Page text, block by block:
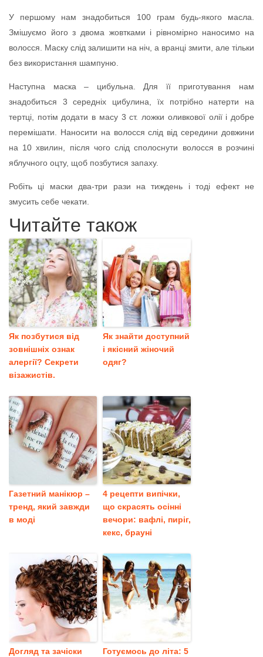
У першому нам знадобиться 100 грам будь-якого масла.
Змішуємо його з двома жовтками і рівномірно наносимо на
волосся. Маску слід залишити на ніч, а вранці змити, але тільки
без використання шампуню.
Наступна маска – цибульна. Для її приготування нам
знадобиться 3 середніх цибулина, їх потрібно натерти на
тертці, потім додати в масу 3 ст. ложки оливкової олії і добре
перемішати. Наносити на волосся слід від середини довжини
на 10 хвилин, після чого слід сполоснути волосся в розчині
яблучного оцту, щоб позбутися запаху.
Робіть ці маски два-три рази на тиждень і тоді ефект не
змусить себе чекати.
Читайте також
Як позбутися від
зовнішніх ознак
алергії? Секрети
візажистів.
Як знайти доступний
і якісний жіночий
одяг?
Газетний манікюр –
тренд, який завжди
в моді
4 рецепти випічки,
що скрасять осінні
вечори: вафлі, пиріг,
кекс, брауні
Догляд та зачіски
Готуємось до літа: 5